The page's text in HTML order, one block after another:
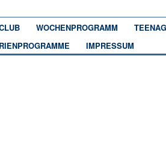
WOCHENPROGRAMM
IMPRESSUM